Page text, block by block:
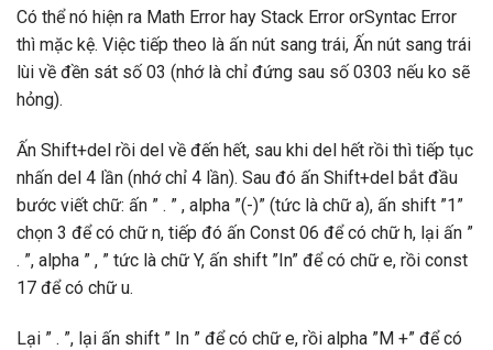
Có thể nó hiện ra Math Error hay Stack Error orSyntac Error
thì mặc kệ. Việc tiếp theo là ấn nút sang trái, Ấn nút sang trái
lùi về đền sát số 03 (nhớ là chỉ đứng sau số 0303 nếu ko sẽ
hỏng).
Ấn Shift+del rồi del về đến hết, sau khi del hết rồi thì tiếp tục
nhấn del 4 lần (nhớ chỉ 4 lần). Sau đó ấn Shift+del bắt đầu
bước viết chữ: ấn ” . ” , alpha ”(-)” (tức là chữ a), ấn shift ”1”
chọn 3 để có chữ n, tiếp đó ấn Const 06 để có chữ h, lại ấn ”
. ”, alpha ” , ” tức là chữ Y, ấn shift ”In” để có chữ e, rồi const
17 để có chữ u.
Lại ” . ”, lại ấn shift ” In ” để có chữ e, rồi alpha ”M +” để có